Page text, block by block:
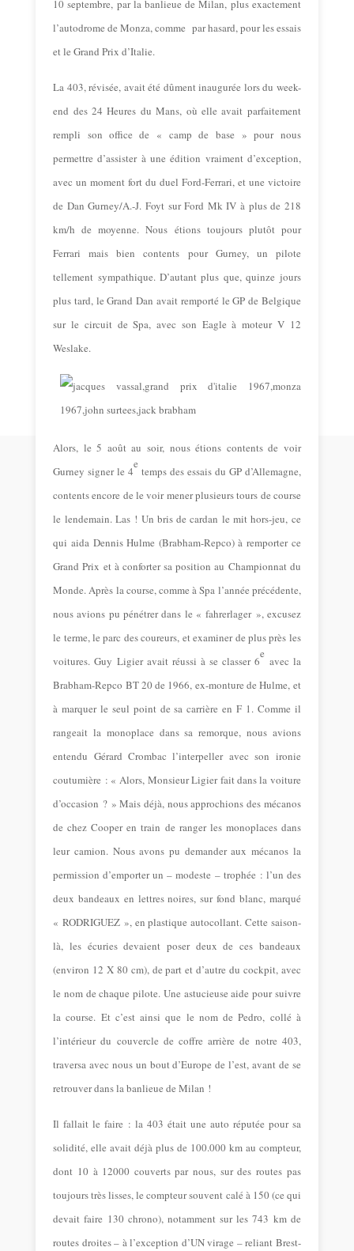
10 septembre, par la banlieue de Milan, plus exactement
l’autodrome de Monza, comme par hasard, pour les essais
et le Grand Prix d’Italie.
La 403, révisée, avait été dûment inaugurée lors du week-
end des 24 Heures du Mans, où elleavait parfaitement
rempli son office de « camp de base » pour nous
permettre d’assister à une édition vraiment d’exception,
avec un moment fort du duel Ford-Ferrari, et une victoire
de Dan Gurney/A.-J. Foyt sur Ford Mk IV à plus de 218
km/h de moyenne. Nous étions toujours plutôt pour
Ferrari mais bien contents pour Gurney, un pilote
tellement sympathique. D’autant plus que, quinze jours
plus tard, le Grand Dan avait remporté le GP de Belgique
sur le circuit de Spa, avec son Eagle à moteur V 12
Weslake.
Alors, le 5 août au soir, nous étions contents de voir
Gurney signer le 4
e
temps des essais du GP d’Allemagne,
contents encore de le voir mener plusieurs tours de course
le lendemain. Las ! Un bris de cardan le mit hors-jeu, ce
qui aida Dennis Hulme (Brabham-Repco) à remporter ce
Grand Prix et à conforter sa position au Championnat du
Monde. Après la course, comme à Spa l’année précédente,
nous avions pu pénétrer dans le « fahrerlager », excusez
le terme, le parc des coureurs, et examiner de plus près les
voitures. Guy Ligier avait réussi à se classer 6
e
avec la
Brabham-Repco BT 20 de 1966, ex-monture de Hulme, et
à marquer le seul point de sa carrière en F 1. Comme il
rangeait la monoplace dans sa remorque, nous avions
entendu Gérard Crombac l’interpeller avec son ironie
coutumière : « Alors, Monsieur Ligier fait dans la voiture
d’occasion ? » Mais déjà, nous approchions des mécanos
de chez Cooper en train de ranger les monoplaces dans
leur camion. Nous avons pu demander aux mécanos la
permission d’emporter un – modeste – trophée : l’un des
deux bandeaux en lettres noires, sur fond blanc, marqué
« RODRIGUEZ », en plastique autocollant. Cette saison-
là, les écuries devaient poser deux de ces bandeaux
(environ 12 X 80 cm), de part et d’autre du cockpit, avec
le nom de chaque pilote. Une astucieuse aide pour suivre
la course. Et c’est ainsi que le nom de Pedro, collé à
l’intérieur du couvercle de coffre arrière de notre 403,
traversa avec nous un bout d’Europe de l’est, avant de se
retrouver dans la banlieue de Milan !
Il fallait le faire : la 403 était une auto réputée pour sa
solidité, elle avait déjà plus de 100.000 km au compteur,
dont 10 à 12000 couverts par nous, sur des routes pas
toujours très lisses, le compteur souvent calé à 150 (ce qui
devait faire 130 chrono), notamment sur les 743 km de
routes droites – à l’exception d’UN virage – reliant Brest-